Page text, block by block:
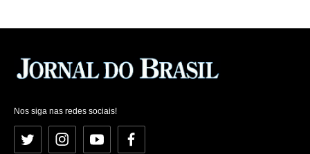
Nos siga nas redes sociais!
Twitter InstagramYouTubeFacebook